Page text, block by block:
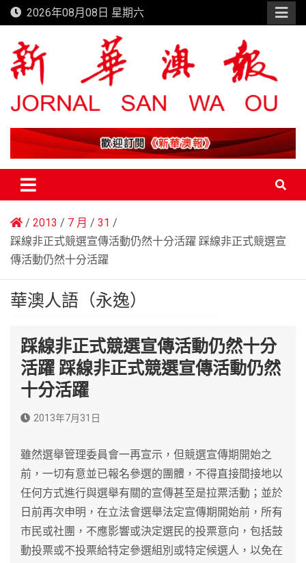
Skip
to
content
2026年08月08日 星期六
新華澳報
2013 7 月
31
踩線非正式競選宣傳活動仍然十分活躍 踩線非正式競選宣
傳活動仍然十分活躍
華澳人語（永逸）
踩線非正式競選宣傳活動仍然十分
活躍 踩線非正式競選宣傳活動仍然
十分活躍
2013年7月31日
雖然選舉管理委員會一再宣示，但競選宣傳期開始之
前，一切有意並已報名參選的團體，不得直接間接地以
任何方式進行與選舉有關的宣傳甚至是拉票活動；並於
日前再次申明，在立法會選舉法定宣傳期開始前，所有
市民或社團，不應影響或決定選民的投票意向，包括鼓
動投票或不投票給特定參選組別或特定候選人，以免在